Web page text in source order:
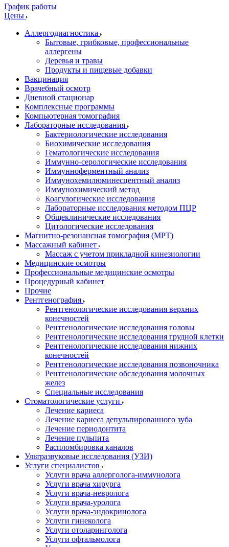
График работы
Цены
Аллергодиагностика
Бытовые, грибковые, профессиональные
аллергены
Деревья и травы
Продукты и пищевые добавки
Вакцинация
Врачебный осмотр
Дневной стационар
Комплексные программы
Компьютерная томография
Лабораторные исследования
Бактериологические исследования
Биохимические исследования
Гематологические исследования
Иммунно-серологические исследования
Иммунноферментный анализ
Иммунохемилюминесцентный анализ
Иммунохимический метод
Коагулогические исследования
Лабораторные исследования методом ПЦР
Общеклинические исследования
Цитологические исследования
Магнитно-резонансная томография (МРТ)
Массажный кабинет
Массаж с учетом прикладной кинезиологии
Медицинские осмотры
Профессиональные медицинские осмотры
Процедурный кабинет
Прочие
Рентгенография
Рентгенологические исследования верхних
конечностей
Рентгенологические исследования головы
Рентгенологические исследования грудной клетки
Рентгенологические исследования нижних
конечностей
Рентгенологические исследования позвоночника
Рентгенологические обследования молочных
желез
Специальные исследования
Стоматологические услуги
Лечение кариеса
Лечение кариеса депульпированного зуба
Лечение периодонтита
Лечение пульпита
Распломбировка каналов
Ультразвуковые исследования (УЗИ)
Услуги специалистов
Услуги врача аллерголога-иммунолога
Услуги врача хирурга
Услуги врача-невролога
Услуги врача-уролога
Услуги врача-эндокринолога
Услуги гинеколога
Услуги отоларинголога
Услуги офтальмолога